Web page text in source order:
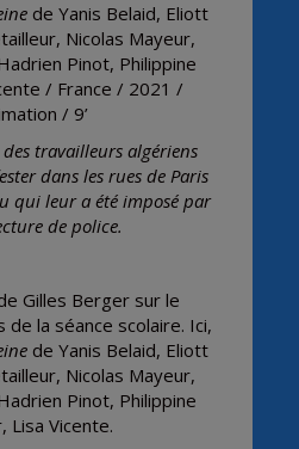
de Yanis Belaid, Eliott
Nicolas Mayeur,
Pinot, Philippine
/ France / 2021 /
/ 9’
travailleurs algériens
dans les rues de Paris
qui leur a été imposé par
de police.
Gilles Berger sur le
la séance scolaire. Ici,
de Yanis Belaid, Eliott
Nicolas Mayeur,
Pinot, Philippine
Lisa Vicente.